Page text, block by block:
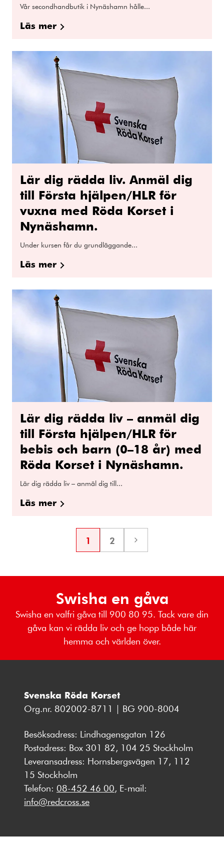
Vår secondhandbutik i Nynäshamn hålle...
Läs mer
Lär dig rädda liv. Anmäl dig
till Första hjälpen/HLR för
vuxna med Röda Korset i
Nynäshamn.
Under kursen får du grundläggande...
Läs mer
Lär dig rädda liv – anmäl dig
till Första hjälpen/HLR för
bebis och barn (0–18 år) med
Röda Korset i Nynäshamn.
Lär dig rädda liv – anmäl dig till...
Läs mer
Sida
1 Sida
2
Nästa
Swisha en gåva
Swisha en valfri gåva till 900 80 95. Tack vare din
gåva kan vi rädda liv och ge hopp både här
hemma och världen över.
Svenska Röda Korset
Org.nr. 802002-8711 | BG 900-8004
Besöksadress: Lindhagensgatan 126
Postadress: Box 301 82, 104 25 Stockholm
Leveransadress: Hornsbergsvägen 17, 112
15 Stockholm
Telefon: 08-452 46 00, E-mail:
info@redcross.se